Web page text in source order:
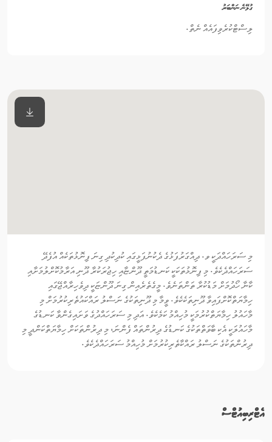
ގުޅޭނެ ނަންބަރު
ލިސްޓްކުރެވިފައެއް ނެތް.
މި ސަރަހައްދަކީ ވ. ދިއްގަރުފަޅުގެ ދެކުނުފަޅީގައި ކުދިކުދި ގިނަ ފިނޮޅުތަކެއް އުފެދޭ
ސަރަހައްދެކެވެ. މި ފިނޮޅުތަކަކީ ކަނޑުމަތީ ދޫންޏާއި ހިޖުރަކުރާ ދޫނި އަރާމުކޮށްލުމަށާއި
ކާނާ ހޯދުމަށް މަޑުކުރާ ތަންތަނެވެ. މީގެތެރެއިން ގިނަ ދޫންޏަކީ ދިވެހިރާއްޖޭގައި
ހިމާޔަތްކޮށްފައިވާ ދޫނިތަކެކެވެ. ވީމާ މި ދޫނިތަކުގެ ނަސްލު ރައްކައުތެރިކުރުމަށް މި
މާހައުލު ހިމާޔަތްކުރުމަކީ މުހިއްމު ކަމެކެވެ. އަދި މި ސަރަހައްދުގެ ވަށައިގެންވާ ކަނޑުގެ
މާހައުލަކީ އެކި ބާވަތްތަކުގެ ކަނޑުގެ ދިރުންތައް ފެންނަ، މި ދިރުންތަކަށް ހިމާޔަތްކަންދީ މި
ދިރުންތަކުގެ ނަސްލު ރައްކާތެރިކުރުމަށް މުހިއްމު ސަރަހައްދެކެވެ.
އެޓްރިބިއުޓްސް